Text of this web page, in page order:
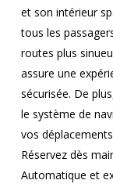
et son intérieur
tous les
routes plus
assure une
sécurisée. De
le système de
vos
Réservez dès
Automatique et